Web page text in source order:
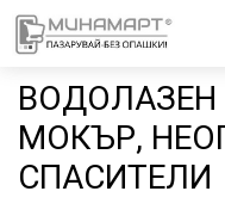
МОКЪР,
СПАСИТЕЛИ